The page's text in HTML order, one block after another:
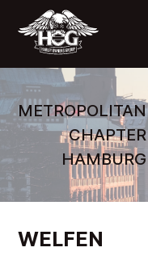
METROPOLITAN
CHAPTER
HAMBURG
WELFEN